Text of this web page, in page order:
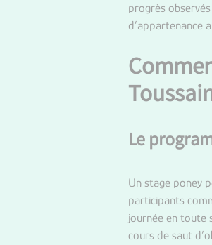
progrès
d’appartenance
Le
Un stage poney
participants
journée en toute
cours de saut